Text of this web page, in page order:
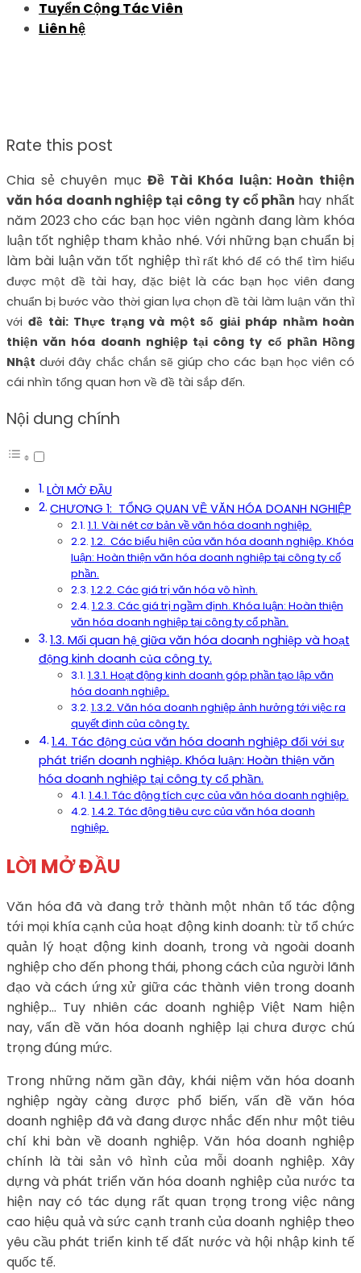
Tuyển Cộng Tác Viên
Liên hệ
Rate this post
Chia sẻ chuyên mụcĐề Tài Khóa luận: Hoàn thiện
văn hóa doanh nghiệp tại công ty cổ phần hay nhất
năm 2023 cho các bạn học viên ngành đang làm khóa
luận tốt nghiệp tham khảo nhé. Với những bạn chuẩn bị
làm bài luận văn tốt nghiệp thì rất khó để có thể tìm hiểu
được một đề tài hay, đặc biệt là các bạn học viên đang
chuẩn bị bước vào thời gian lựa chọn đề tài làm luận văn thì
vớiđề tài: Thực trạng và một số giải pháp nhằm hoàn
thiện văn hóa doanh nghiệp tại công ty cổ phần Hồng
Nhật dưới đây chắc chắn sẽ giúp cho các bạn học viên có
cái nhìn tổng quan hơn về đề tài sắp đến.
Nội dung chính
LỜI MỞ ĐẦU
CHƯƠNG 1: TỔNG QUAN VỀ VĂN HÓA DOANH NGHIỆP
1.1. Vài nét cơ bản về văn hóa doanh nghiệp.
1.2. Các biểu hiện của văn hóa doanh nghiệp. Khóa
luận: Hoàn thiện văn hóa doanh nghiệp tại công ty cổ
phần.
1.2.2. Các giá trị văn hóa vô hình.
1.2.3. Các giá trị ngầm định. Khóa luận: Hoàn thiện
văn hóa doanh nghiệp tại công ty cổ phần.
1.3. Mối quan hệ giữa văn hóa doanh nghiệp và hoạt
động kinh doanh của công ty.
1.3.1. Hoạt động kinh doanh góp phần tạo lập văn
hóa doanh nghiệp.
1.3.2. Văn hóa doanh nghiệp ảnh hưởng tới việc ra
quyết định của công ty.
1.4. Tác động của văn hóa doanh nghiệp đối với sự
phát triển doanh nghiệp. Khóa luận: Hoàn thiện văn
hóa doanh nghiệp tại công ty cổ phần.
1.4.1. Tác động tích cực của văn hóa doanh nghiệp.
1.4.2. Tác động tiêu cực của văn hóa doanh
nghiệp.
LỜI MỞ ĐẦU
Văn hóa đã và đang trở thành một nhân tố tác động
tới mọi khía cạnh của hoạt động kinh doanh: từ tổ chức
quản lý hoạt động kinh doanh, trong và ngoài doanh
nghiệp cho đến phong thái, phong cách của người lãnh
đạo và cách ứng xử giữa các thành viên trong doanh
nghiệp… Tuy nhiên các doanh nghiệp Việt Nam hiện
nay, vấn đề văn hóa doanh nghiệp lại chưa được chú
trọng đúng mức.
Trong những năm gần đây, khái niệm văn hóa doanh
nghiệp ngày càng được phổ biến, vấn đề văn hóa
doanh nghiệp đã và đang được nhắc đến như một tiêu
chí khi bàn về doanh nghiệp. Văn hóa doanh nghiệp
chính là tài sản vô hình của mỗi doanh nghiệp. Xây
dựng và phát triển văn hóa doanh nghiệp của nước ta
hiện nay có tác dụng rất quan trọng trong việc nâng
cao hiệu quả và sức cạnh tranh của doanh nghiệp theo
yêu cầu phát triển kinh tế đất nước và hội nhập kinh tế
quốc tế.